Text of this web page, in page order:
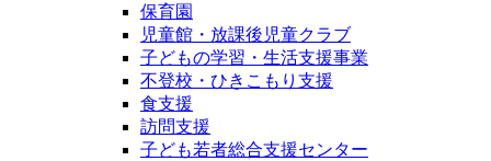
保育園
児童館・放課後児童クラブ
子どもの学習・生活支援事業
不登校・ひきこもり支援
食支援
訪問支援
子ども若者総合支援センター